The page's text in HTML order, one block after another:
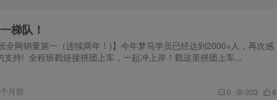
梯队！
全网销量第一（连续两年！)】今年梦马学员已经达到2000+人，再次感
持! 全程班戳链接拼团上车，一起冲上岸！戳这里拼团上车...
月前 0 203 8